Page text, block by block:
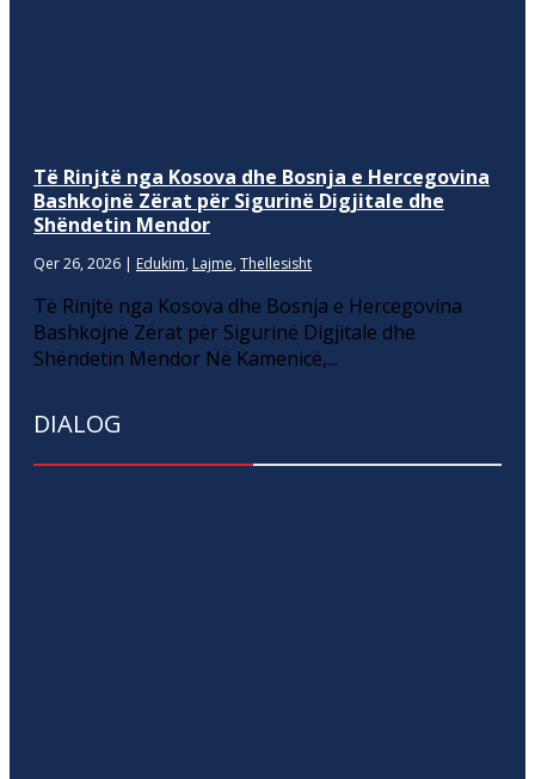
Të Rinjtë nga Kosova dhe Bosnja e Hercegovina
Bashkojnë Zërat për Sigurinë Digjitale dhe
Shëndetin Mendor
Qer 26, 2026 | Edukim, Lajme, Thellesisht
Të Rinjtë nga Kosova dhe Bosnja e Hercegovina
Bashkojnë Zërat për Sigurinë Digjitale dhe
Shëndetin Mendor Në Kamenicë,...
DIALOG